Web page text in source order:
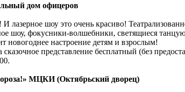
дом офицеров
шоу это очень красиво!
шоу, фокусники-волшебники, светящиеся
новогоднее настроение детям и взрослым!
представление бесплатный (без
МЦКИ (Октябрьский дворец)